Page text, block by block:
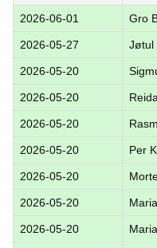
2026-06-01 Gro
2026-05-27 Jøtul
2026-05-20
2026-05-20
2026-05-20
2026-05-20 Per
2026-05-20
2026-05-20
2026-05-20